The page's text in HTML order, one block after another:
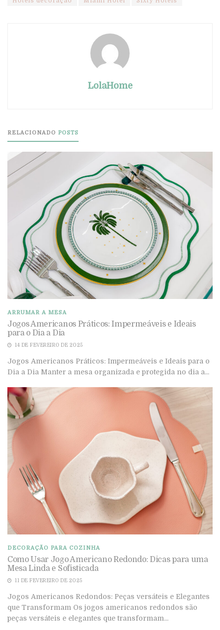
LolaHome
RELACIONADO POSTS
ARRUMAR A MESA
Jogos Americanos Práticos: Impermeáveis e Ideais
para o Dia a Dia
14 DE FEVEREIRO DE 2025
Jogos Americanos Práticos: Impermeáveis e Ideais para o
Dia a Dia Manter a mesa organizada e protegida no dia a...
DECORAÇÃO PARA COZINHA
Como Usar Jogo Americano Redondo: Dicas para uma
Mesa Linda e Sofisticada
11 DE FEVEREIRO DE 2025
Jogos Americanos Redondos: Peças versáteis e Elegantes
que Transformam Os jogos americanos redondos são
peças versáteis e elegantes que transformam...